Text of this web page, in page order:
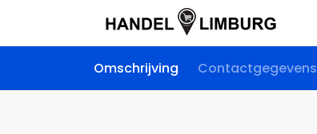
Omschrijving Contactgegevens